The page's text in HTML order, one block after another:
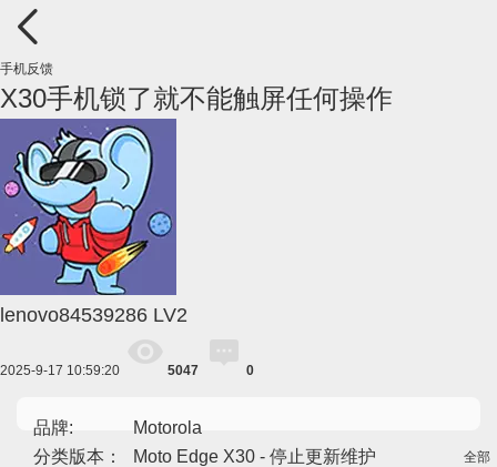
手机反馈
X30手机锁了就不能触屏任何操作
lenovo84539286 LV2
2025-9-17 10:59:20 5047 0
品牌:
Motorola
分类版本：
Moto Edge X30 - 停止更新维护
全部